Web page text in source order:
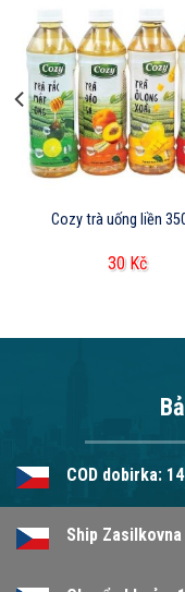
Cozy trà uống liền
30 Kč
COD dobirka:
Ship